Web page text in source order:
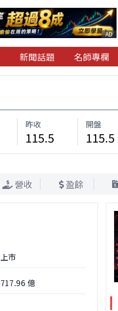
AD
新聞話題 名師專欄
昨收
115.5
開盤
115.5
營收 盈餘
上市
717.96 億